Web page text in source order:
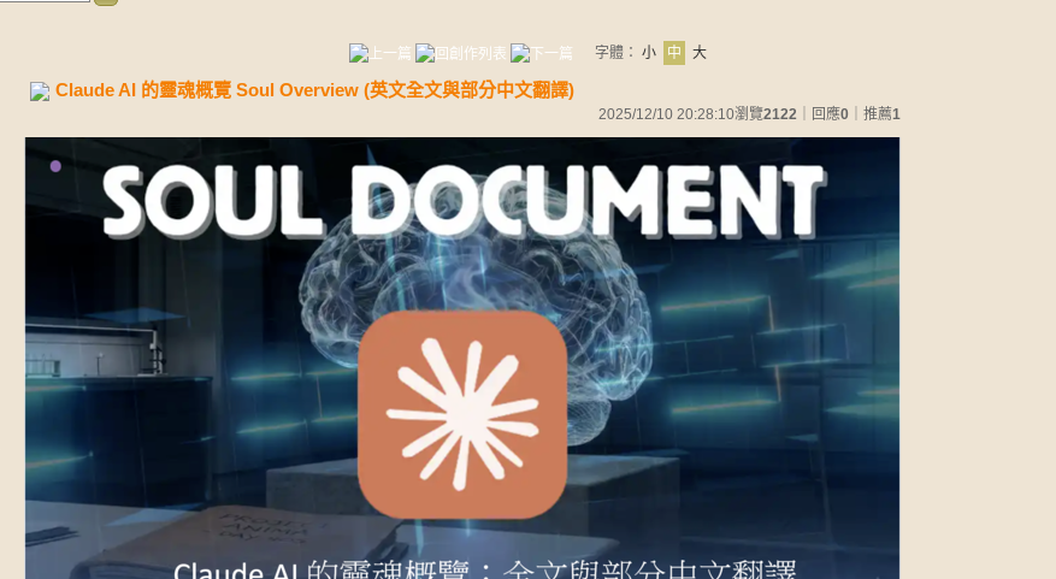
字體： 小 中 大
Claude AI 的靈魂概覽 Soul Overview (英文全文與部分中文翻譯)
2025/12/10 20:28:10瀏覽2122 ｜回應0 ｜推薦1